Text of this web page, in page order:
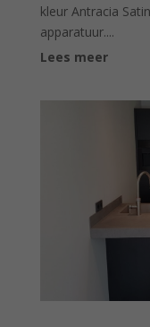
kleur Antracia
apparatuur....
Lees meer